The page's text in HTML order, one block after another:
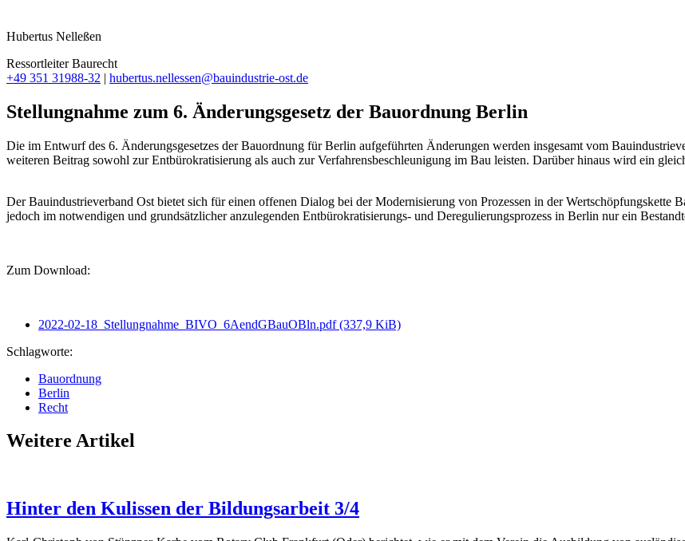
Hubertus Nelleßen
Ressortleiter Baurecht
+49 351 31988-32 | hubertus.nellessen@bauindustrie-ost.de
Stellungnahme zum 6. Änderungsgesetz der Bauordnung Berlin
Die im Entwurf des 6. Änderungsgesetzes der Bauordnung für Berlin aufgeführten Änderungen werden insgesamt vom
weiteren Beitrag sowohl zur Entbürokratisierung als auch zur Verfahrensbeschleunigung im Bau leisten. Darüber hinaus wird ein
Der Bauindustrieverband Ost bietet sich für einen offenen Dialog bei der Modernisierung von Prozessen in der
jedoch im notwendigen und grundsätzlicher anzulegenden Entbürokratisierungs- und Deregulierungsprozess in Berlin nur ein
Zum Download:
2022-02-18_Stellungnahme_BIVO_6AendGBauOBln.pdf(337,9 KiB)
Schlagworte:
Bauordnung
Berlin
Recht
Weitere Artikel
Hinter den Kulissen der Bildungsarbeit 3/4